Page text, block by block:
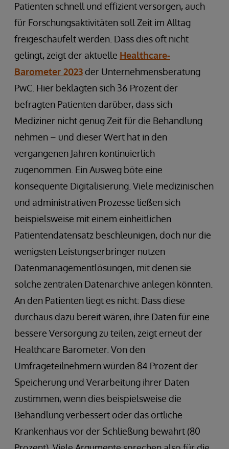
Patienten schnell und effizient versorgen, auch
für Forschungsaktivitäten soll Zeit im Alltag
freigeschaufelt werden. Dass dies oft nicht
gelingt, zeigt der aktuelle Healthcare-
Barometer 2023 der Unternehmensberatung
PwC. Hier beklagten sich 36 Prozent der
befragten Patienten darüber, dass sich
Mediziner nicht genug Zeit für die Behandlung
nehmen – und dieser Wert hat in den
vergangenen Jahren kontinuierlich
zugenommen. Ein Ausweg böte eine
konsequente Digitalisierung. Viele medizinischen
und administrativen Prozesse ließen sich
beispielsweise mit einem einheitlichen
Patientendatensatz beschleunigen, doch nur die
wenigsten Leistungserbringer nutzen
Datenmanagementlösungen, mit denen sie
solche zentralen Datenarchive anlegen könnten.
An den Patienten liegt es nicht: Dass diese
durchaus dazu bereit wären, ihre Daten für eine
bessere Versorgung zu teilen, zeigt erneut der
Healthcare Barometer. Von den
Umfrageteilnehmern würden 84 Prozent der
Speicherung und Verarbeitung ihrer Daten
zustimmen, wenn dies beispielsweise die
Behandlung verbessert oder das örtliche
Krankenhaus vor der Schließung bewahrt (80